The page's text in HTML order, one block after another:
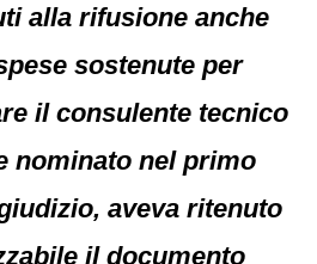
alla rifusione anche
sostenute per
il consulente tecnico
nominato nel primo
aveva ritenuto
il documento